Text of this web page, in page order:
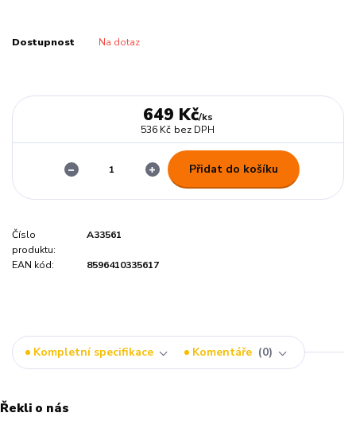
Dostupnost Na dotaz
649 Kč/ks
536 Kč bez DPH
Přidat do košíku
Číslo
produktu:
A33561
EAN kód: 8596410335617
Kompletní specifikace Komentáře 0
Řekli o nás